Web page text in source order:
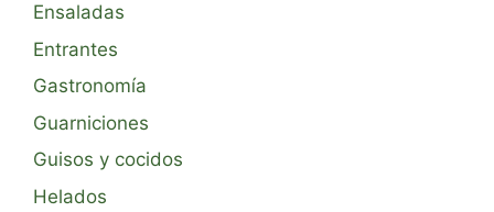
Ensaladas
Entrantes
Gastronomía
Guarniciones
Guisos y cocidos
Helados